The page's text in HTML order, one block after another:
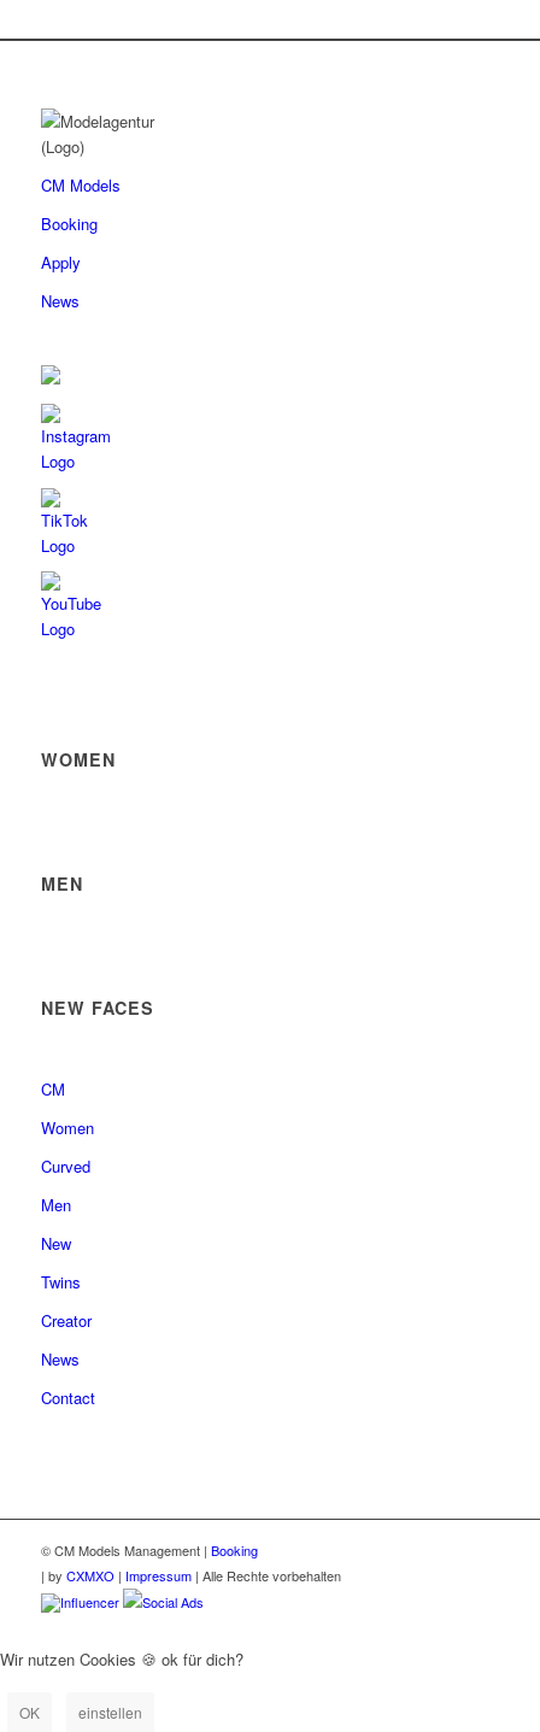
CM Models
Booking
Apply
News
WOMEN
MEN
NEW FACES
CM
Women
Curved
Men
New
Twins
Creator
News
Contact
© CM Models Management | Booking
| by CXMXO | Impressum| Alle Rechte vorbehalten
Influencer
Social Ads
Wir nutzen Cookies 🍪 ok für dich?
OK einstellen